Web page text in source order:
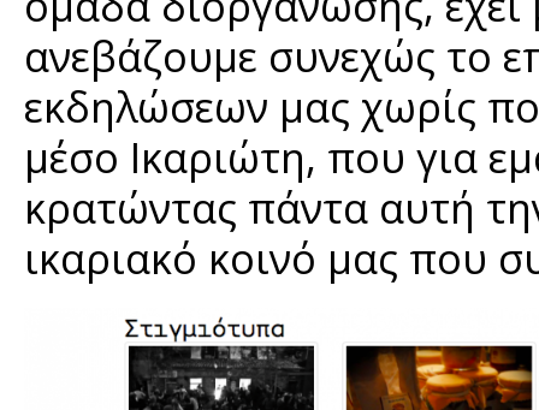
ανεβάζουμε συνεχώς το
εκδηλώσεων μας χωρίς
μέσο Ικαριώτη, που για
κρατώντας πάντα αυτή
ικαριακό κοινό μας που